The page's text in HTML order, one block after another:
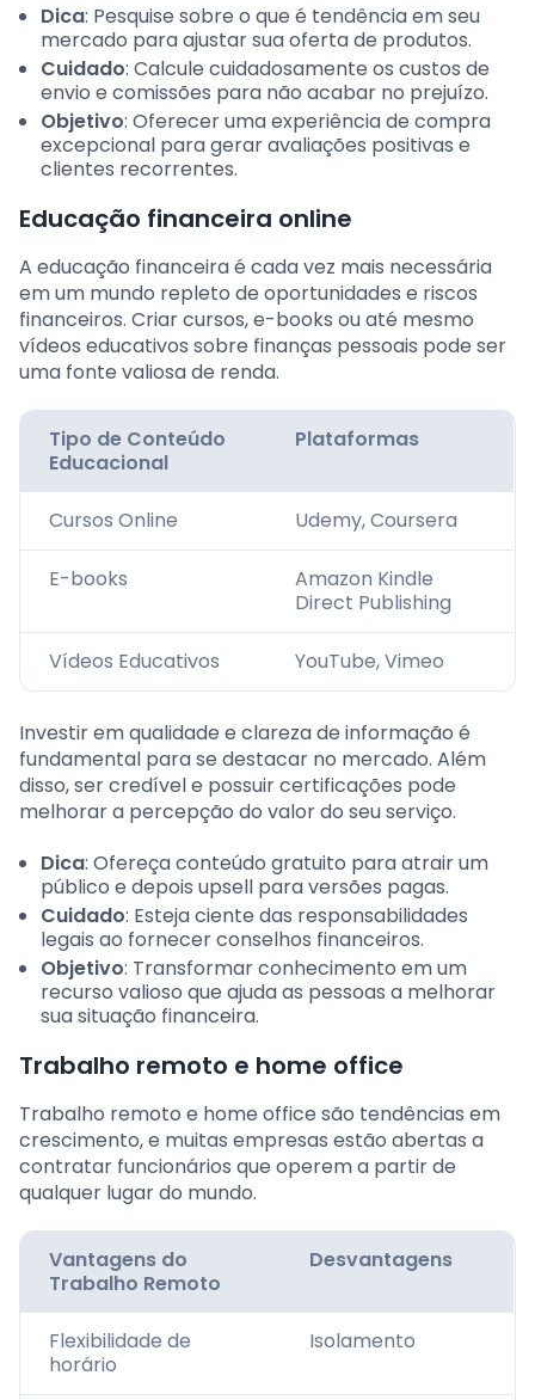
Dica: Pesquise sobre o que é tendência em seu
mercado para ajustar sua oferta de produtos.
Cuidado: Calcule cuidadosamente os custos de
envio e comissões para não acabar no prejuízo.
Objetivo: Oferecer uma experiência de compra
excepcional para gerar avaliações positivas e
clientes recorrentes.
Educação financeira online
A educação financeira é cada vez mais necessária
em um mundo repleto de oportunidades e riscos
financeiros. Criar cursos, e-books ou até mesmo
vídeos educativos sobre finanças pessoais pode ser
uma fonte valiosa de renda.
Tipo de Conteúdo
Educacional
Plataformas
Cursos Online Udemy, Coursera
E-books
Amazon Kindle
Direct Publishing
Vídeos Educativos YouTube, Vimeo
Investir em qualidade e clareza de informação é
fundamental para se destacar no mercado. Além
disso, ser credível e possuir certificações pode
melhorar a percepção do valor do seu serviço.
Dica: Ofereça conteúdo gratuito para atrair um
público e depois upsell para versões pagas.
Cuidado: Esteja ciente das responsabilidades
legais ao fornecer conselhos financeiros.
Objetivo: Transformar conhecimento em um
recurso valioso que ajuda as pessoas a melhorar
sua situação financeira.
Trabalho remoto e home office
Trabalho remoto e home office são tendências em
crescimento, e muitas empresas estão abertas a
contratar funcionários que operem a partir de
qualquer lugar do mundo.
Vantagens do
Trabalho Remoto
Desvantagens
Flexibilidade de
horário
Isolamento